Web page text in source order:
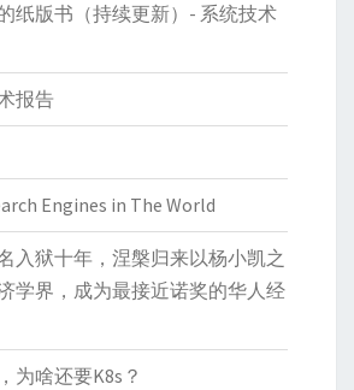
纸版书（持续更新）- 系统技术
报告
Engines in The World
入狱十年，涅槃归来以杨小凯之
学界，成为最接近诺奖的华人经
为啥还要K8s？